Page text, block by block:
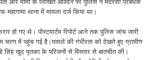
और मामा के लिखित आवेदन पर पुलिस ने मदरसा प्रबंधक
थाना में मामला दर्ज किया था।
हो गए थे। पोस्टमार्टम रिपोर्ट आने तक पुलिस जांच जारी
चरण में पहुंच गई है।मामले की गंभीरता को देखते हुए ग्रामीण
सिंह खुद मृतका के परिजनों से विस्तार से बातचीत की।